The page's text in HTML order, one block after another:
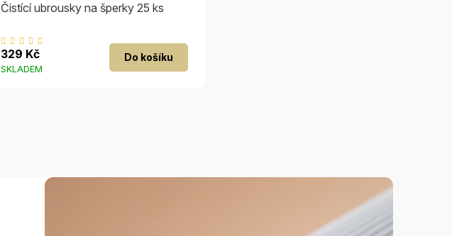
Čistící ubrousky na šperky 25 ks
SKLADEM
329 Kč Do košíku